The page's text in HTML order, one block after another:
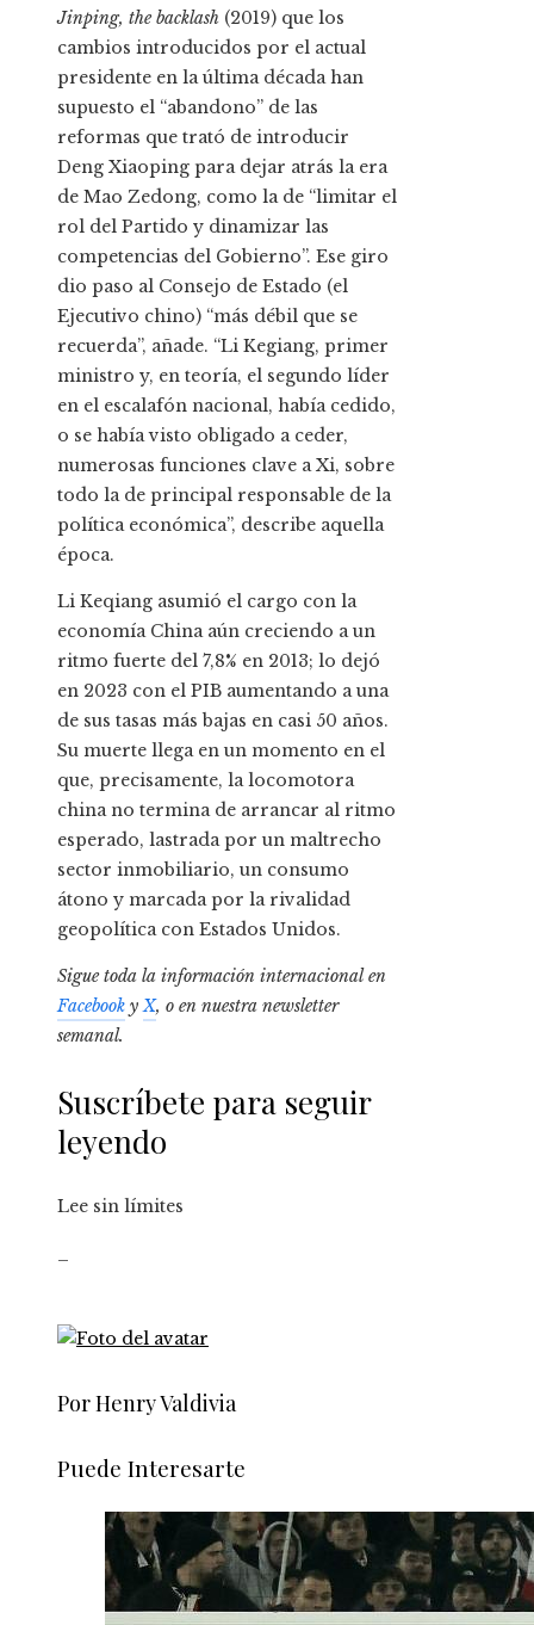
Jinping, the backlash (2019) que los
cambios introducidos por el actual
presidente en la última década han
supuesto el “abandono” de las
reformas que trató de introducir
Deng Xiaoping para dejar atrás la era
de Mao Zedong, como la de “limitar el
rol del Partido y dinamizar las
competencias del Gobierno”. Ese giro
dio paso al Consejo de Estado (el
Ejecutivo chino) “más débil que se
recuerda”, añade. “Li Kegiang, primer
ministro y, en teoría, el segundo líder
en el escalafón nacional, había cedido,
o se había visto obligado a ceder,
numerosas funciones clave a Xi, sobre
todo la de principal responsable de la
política económica”, describe aquella
época.
Li Keqiang asumió el cargo con la
economía China aún creciendo a un
ritmo fuerte del 7,8% en 2013; lo dejó
en 2023 con el PIB aumentando a una
de sus tasas más bajas en casi 50 años.
Su muerte llega en un momento en el
que, precisamente, la locomotora
china no termina de arrancar al ritmo
esperado, lastrada por un maltrecho
sector inmobiliario, un consumo
átono y marcada por la rivalidad
geopolítica con Estados Unidos.
Sigue toda la información internacional en
Facebook y X, o en nuestra newsletter
semanal.
Suscríbete para seguir
leyendo
Lee sin límites
Por Henry Valdivia
Puede Interesarte